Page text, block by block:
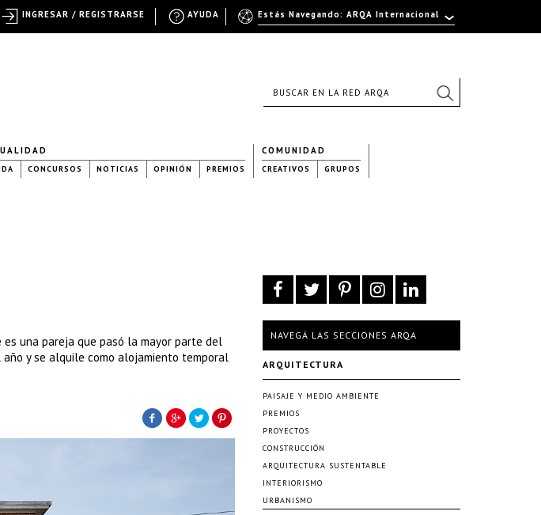
CONCURSOS NOTICIAS OPINIÓN PREMIOS
COMUNIDAD
CREATIVOS GRUPOS
una pareja que pasó la mayor parte del
y se alquile como alojamiento temporal
NAVEGÁ LAS SECCIONES ARQA
ARQUITECTURA
PAISAJE Y MEDIO AMBIENTE
PREMIOS
PROYECTOS
CONSTRUCCIÓN
ARQUITECTURA SUSTENTABLE
INTERIORISMO
URBANISMO
Estás Navegando: ARQA Internacional
AYUDA
INGRESAR / REGISTRARSE